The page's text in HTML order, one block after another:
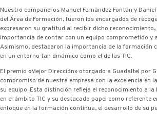
Nuestro compañeros Manuel Fernández Fontán y
del Área de Formación, fueron los encargados de
expresaron su gratitud al recibir dicho reconocimiento,
importancia de contar con un equipo comprometido y
Asimismo, destacaron la importancia de la formación
en un entorno tan dinámico como el de las TIC.
El premio «Mejor Dirección» otorgado a Guadaltel por
compromiso de nuestra empresa con la excelencia en
su equipo. Esta distinción refleja el reconocimiento a
en el ámbito TIC y su destacado papel como referente
enfoque en la formación continua, el desarrollo de su